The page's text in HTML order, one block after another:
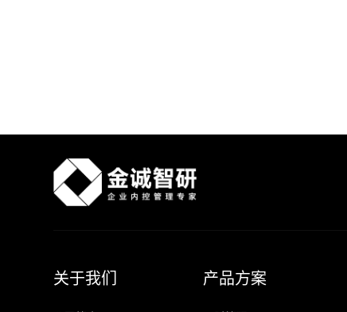
关于我们 产品方案